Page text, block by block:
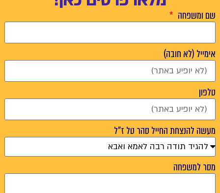
שם ומשפחה
אימייל (לא חובה)
טלפון
מעשה להנצחת החייל סהר טל ז"ל
מסר למשפחה